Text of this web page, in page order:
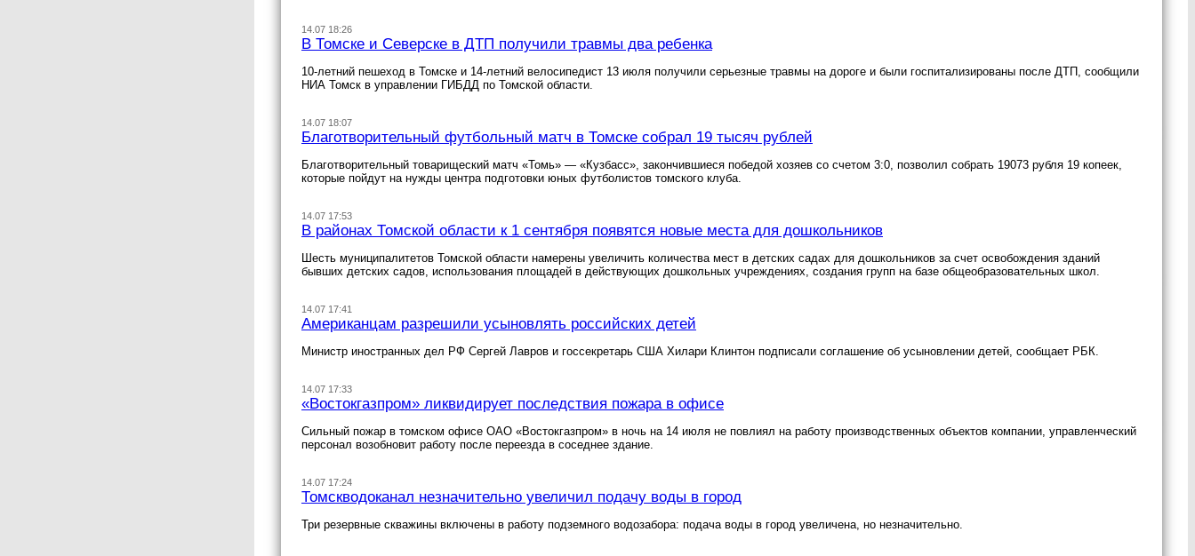
14.07 18:26
В Томске и Северске в ДТП получили травмы два ребенка
10-летний пешеход в Томске и 14-летний велосипедист 13 июля получили серьезные травмы на дороге и были госпитализированы после ДТП, сообщили
НИА Томск в управлении ГИБДД по Томской области.
14.07 18:07
Благотворительный футбольный матч в Томске собрал 19 тысяч рублей
Благотворительный товарищеский матч «Томь» — «Кузбасс», закончившиеся победой хозяев со счетом 3:0, позволил собрать 19073 рубля 19 копеек,
которые пойдут на нужды центра подготовки юных футболистов томского клуба.
14.07 17:53
В районах Томской области к 1 сентября появятся новые места для дошкольников
Шесть муниципалитетов Томской области намерены увеличить количества мест в детских садах для дошкольников за счет освобождения зданий
бывших детских садов, использования площадей в действующих дошкольных учреждениях, создания групп на базе общеобразовательных школ.
14.07 17:41
Американцам разрешили усыновлять российских детей
Министр иностранных дел РФ Сергей Лавров и госсекретарь США Хилари Клинтон подписали соглашение об усыновлении детей, сообщает РБК.
14.07 17:33
«Востокгазпром» ликвидирует последствия пожара в офисе
Сильный пожар в томском офисе ОАО «Востокгазпром» в ночь на 14 июля не повлиял на работу производственных объектов компании, управленческий
персонал возобновит работу после переезда в соседнее здание.
14.07 17:24
Томскводоканал незначительно увеличил подачу воды в город
Три резервные скважины включены в работу подземного водозабора: подача воды в город увеличена, но незначительно.